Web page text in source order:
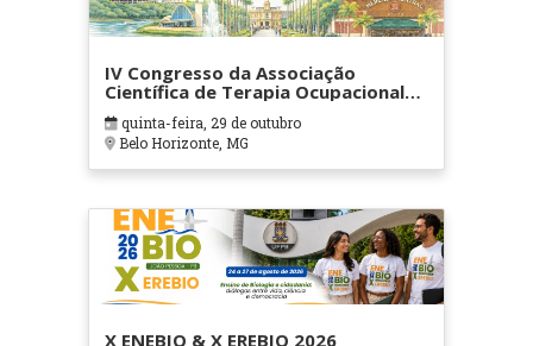
IV Congresso da Associação
Científica de Terapia Ocupacional
em Contextos Hospitalares e
Cuidados Paliativos - ATOHOSP
quinta-feira, 29 de outubro
Belo Horizonte, MG
X ENEBIO & X EREBIO 2026